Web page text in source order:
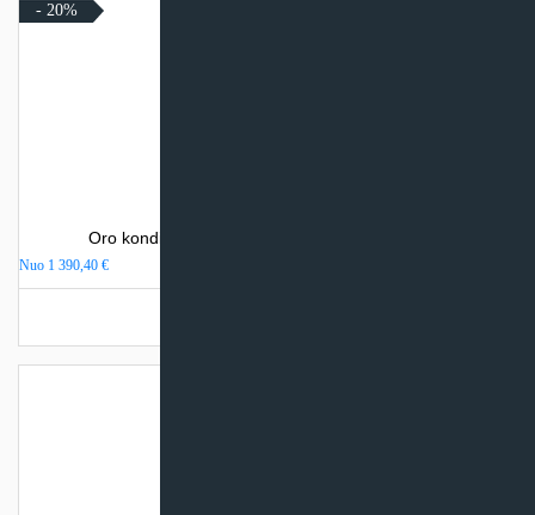
- 20%
Oro kondicionierius Daikin NORDIC COMFORA
Nuo 1 390,40 €